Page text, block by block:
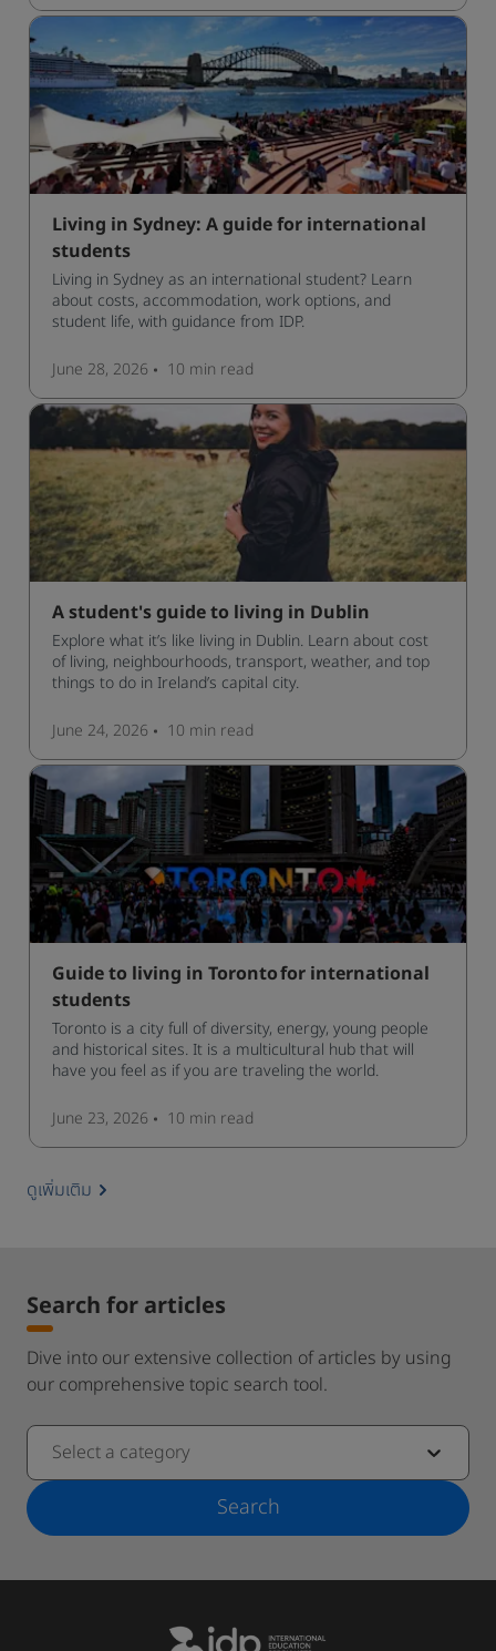
Living in Sydney: A guide for international
students
Living in Sydney as an international student? Learn
about costs, accommodation, work options, and
student life, with guidance from IDP.
June 28, 2026 10 min read
A student's guide to living in Dublin
Explore what it’s like living in Dublin. Learn about cost
of living, neighbourhoods, transport, weather, and top
things to do in Ireland’s capital city.
June 24, 2026 10 min read
Guide to living in Toronto for international
students
Toronto is a city full of diversity, energy, young people
and historical sites. It is a multicultural hub that will
have you feel as if you are traveling the world.
June 23, 2026 10 min read
ดูเพิ่มเติม
Search for articles
Dive into our extensive collection of articles by using
our comprehensive topic search tool.
Select a category
Search